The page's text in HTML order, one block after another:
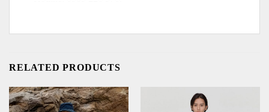
RELATED PRODUCTS